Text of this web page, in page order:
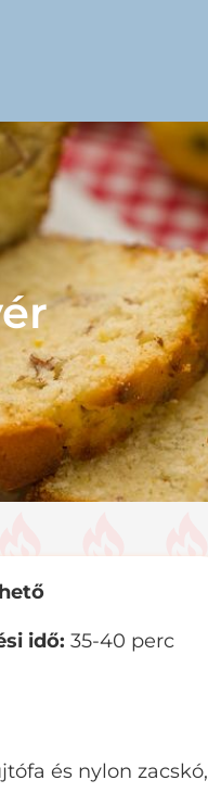
idő: 35-40 perc
és nylon zacskó,